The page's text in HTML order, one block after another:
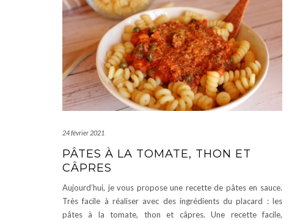
24 février 2021
PÂTES À LA TOMATE, THON ET
CÂPRES
Aujourd’hui, je vous propose une recette de pâtes en sauce.
Très facile à réaliser avec des ingrédients du placard : les
pâtes à la tomate, thon et câpres. Une recette facile,